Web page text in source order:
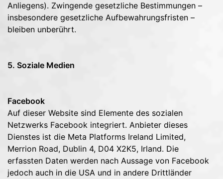
Anliegens). Zwingende gesetzliche Bestimmungen –
insbesondere gesetzliche Aufbewahrungsfristen –
bleiben unberührt.
5. Soziale Medien
Facebook
Auf dieser Website sind Elemente des sozialen
Netzwerks Facebook integriert. Anbieter dieses
Dienstes ist die Meta Platforms Ireland Limited,
Merrion Road, Dublin 4, D04 X2K5, Irland. Die
erfassten Daten werden nach Aussage von Facebook
jedoch auch in die USA und in andere Drittländer